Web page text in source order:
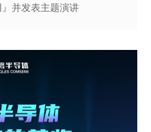
』并发表主题演讲